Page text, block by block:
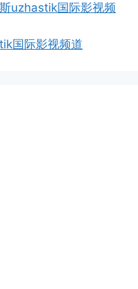
uzhastik国际影视频
国际影视频道